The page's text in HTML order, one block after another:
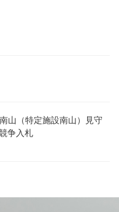
山（特定施設南山）見守
争入札